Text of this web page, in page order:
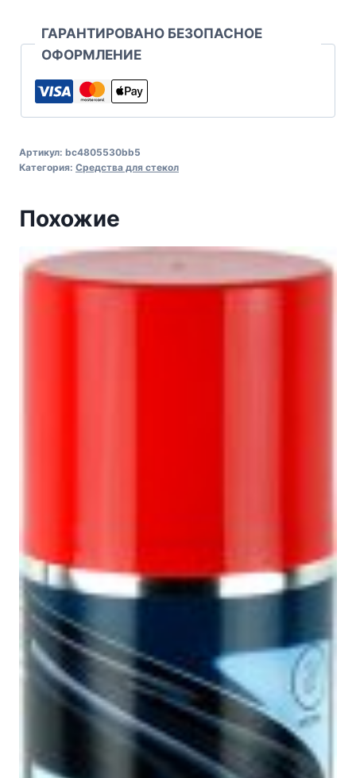
ГАРАНТИРОВАНО БЕЗОПАСНОЕ
ОФОРМЛЕНИЕ
Артикул: bc4805530bb5
Категория: Средства для стекол
Похожие